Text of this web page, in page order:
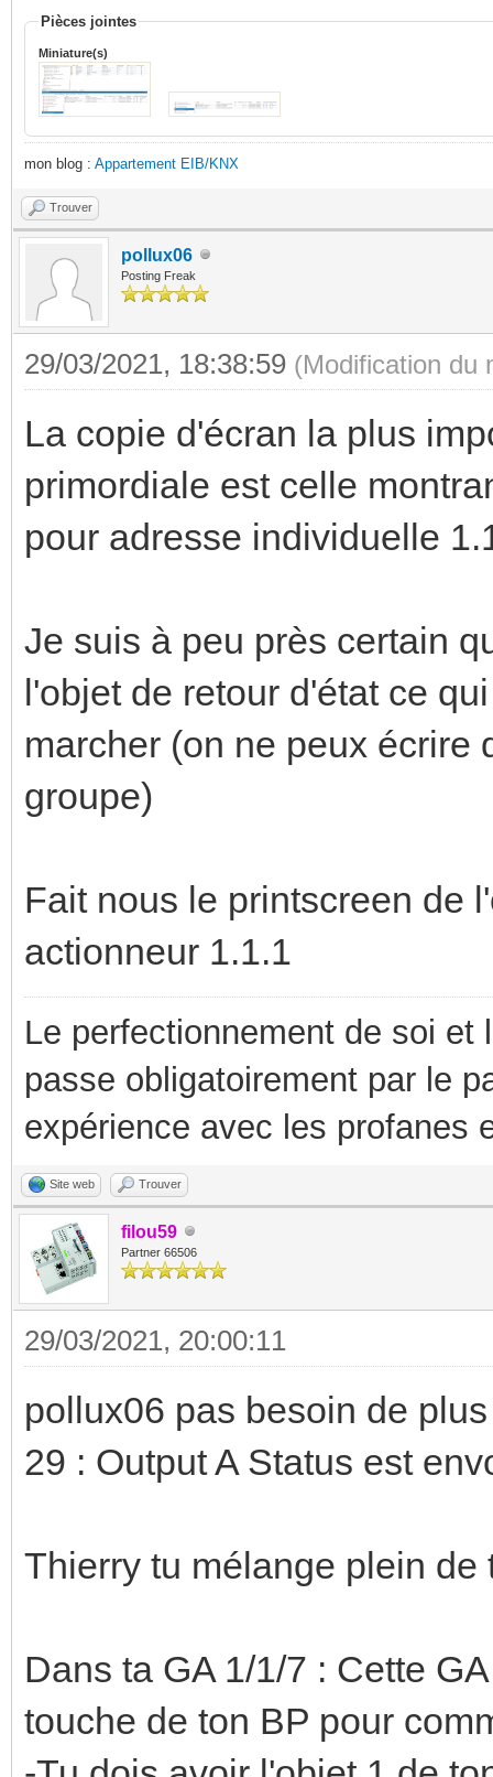
Pièces jointes
Miniature(s)
mon blog : Appartement EIB/KNX
Trouver
pollux06
Posting Freak
29/03/2021, 18:38:59 (Modification du
La copie d'écran la plus
primordiale est celle
pour adresse individuelle
Je suis à peu près certain
l'objet de retour d'état ce
marcher (on ne peux écrire
groupe)
Fait nous le printscreen de
actionneur 1.1.1
Le perfectionnement de soi
passe obligatoirement par le
expérience avec les profanes
Site web Trouver
filou59
Partner 66506
29/03/2021, 20:00:11
pollux06 pas besoin de
29 : Output A Status est
Thierry tu mélange plein de
Dans ta GA 1/1/7 : Cette
touche de ton BP pour